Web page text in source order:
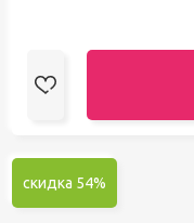
скидка 54%